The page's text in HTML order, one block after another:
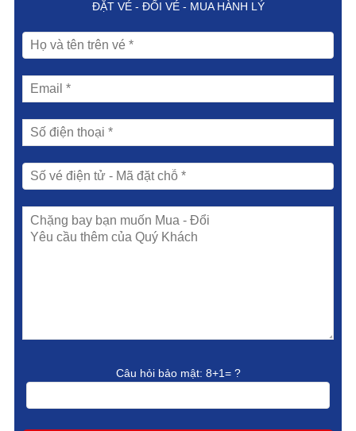
ĐẶT VÉ - ĐỔI VÉ - MUA HÀNH LÝ
Câu hỏi bảo mật: 8+1= ?